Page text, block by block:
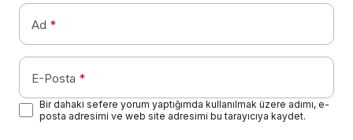
Ad *
E-Posta *
Bir dahaki sefere yorum yaptığımda kullanılmak üzere adımı, e-
posta adresimi ve web site adresimi bu tarayıcıya kaydet.